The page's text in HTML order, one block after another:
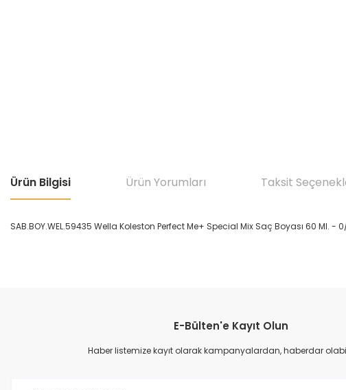
Ürün Bilgisi Ürün Yorumları Taksit
SAB.BOY.WEL.59435 Wella Koleston Perfect Me+ Special Mix Saç Boyası 60 Ml. -
Ürün resmi kalitesiz, bozuk veya görüntülenemiyor.
Ürün açıklamasında eksik bilgiler bulunuyor.
E-Bülten'e Kayıt Olun
Haber listemize kayıt olarak kampanyalardan, haberdar